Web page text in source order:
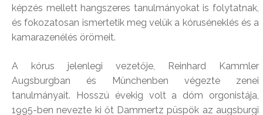
képzés mellett hangszeres tanulmányokat is folytatnak,
és fokozatosan ismertetik meg velük a kóruséneklés és a
kamarazenélés örömeit.
A kórus jelenlegi vezetője, Reinhard Kammler
Augsburgban és Münchenben végezte zenei
tanulmányait. Hosszú évekig volt a dóm orgonistája,
1995-ben nevezte ki őt Dammertz püspök az augsburgi